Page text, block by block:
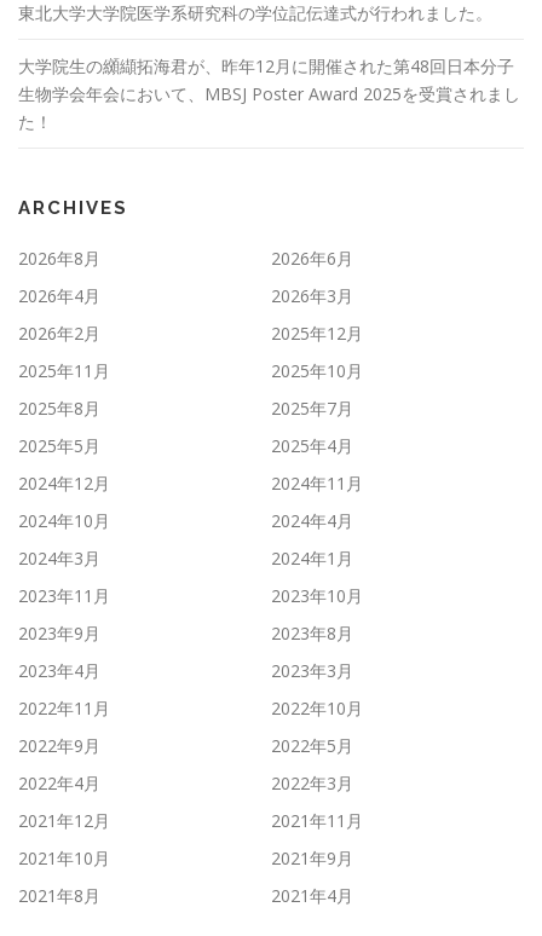
東北大学大学院医学系研究科の学位記伝達式が行われました。
大学院生の纐纈拓海君が、昨年12月に開催された第48回日本分子
生物学会年会において、MBSJ Poster Award 2025を受賞されまし
た！
ARCHIVES
2026年8月
2026年6月
2026年4月
2026年3月
2026年2月
2025年12月
2025年11月
2025年10月
2025年8月
2025年7月
2025年5月
2025年4月
2024年12月
2024年11月
2024年10月
2024年4月
2024年3月
2024年1月
2023年11月
2023年10月
2023年9月
2023年8月
2023年4月
2023年3月
2022年11月
2022年10月
2022年9月
2022年5月
2022年4月
2022年3月
2021年12月
2021年11月
2021年10月
2021年9月
2021年8月
2021年4月